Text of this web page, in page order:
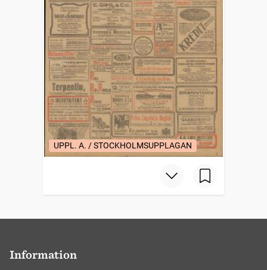
UPPL. A. / STOCKHOLMSUPPLAGAN
Information